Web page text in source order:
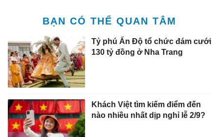
BẠN CÓ THỂ QUAN TÂM
Tỷ phú Ấn Độ tổ chức đám cưới
130 tỷ đồng ở Nha Trang
Khách Việt tìm kiếm điểm đến
nào nhiều nhất dịp nghỉ lễ 2/9?